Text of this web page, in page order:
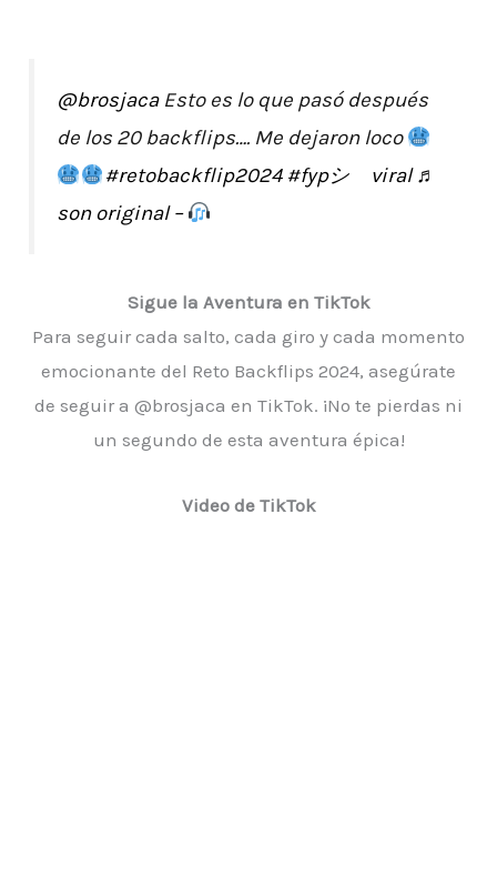
@brosjacaEsto es lo que pasó después
de los 20 backflips…. Me dejaron loco
#retobackflip2024 #fypシ゚viral ♬
son original –
Sigue la Aventura en TikTok
Para seguir cada salto, cada giro y cada momento
emocionante del Reto Backflips 2024, asegúrate
de seguir a @brosjaca en TikTok. ¡No te pierdas ni
un segundo de esta aventura épica!
Video de TikTok